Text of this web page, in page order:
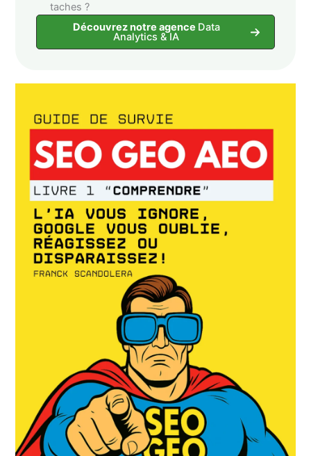
taches ?
Découvrez notre agence Data
Analytics & IA